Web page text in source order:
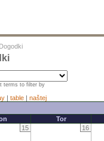
Dogodki
terms to filter by
| table | naštej
Tor
15
16